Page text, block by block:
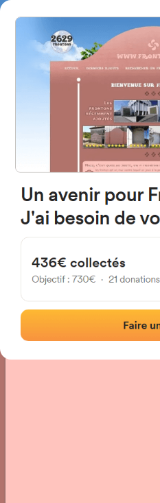
RECHERCHER
PROPOSER
4867
frontons
09259
Photos